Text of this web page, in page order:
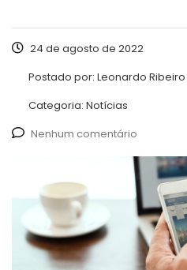
24 de agosto de 2022
Postado por: Leonardo Ribeiro
Categoria: Notícias
Nenhum comentário